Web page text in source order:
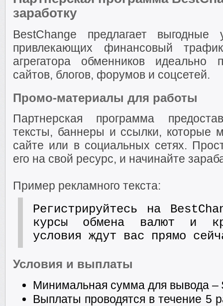
заработку
BestChange предлагает выгодные
привлекающих финансовый
агрегатора обменников идеально
сайтов, блогов, форумов и соцсетей.
Промо-материалы для работы
Партнерская программа
тексты, баннеры и ссылки, которые
сайте или в социальных сетях.
его на свой ресурс, и начинайте
Пример рекламного текста:
Регистрируйтесь на
курсы обмена валют и
условия ждут вас прямо
Условия и выплаты
Минимальная сумма для вывода –
Выплаты проводятся в течение 5